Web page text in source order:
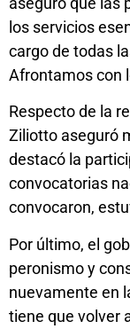
los servicios
cargo de todas
Afrontamos con
Respecto de la
Ziliotto aseguró
destacó la
convocatorias
convocaron,
Por último, el
peronismo y
nuevamente en
tiene que volver